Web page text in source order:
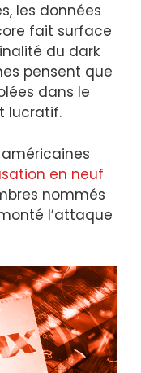
les données
fait surface
du dark
pensent que
dans le
lucratif.
américaines
en neuf
nommés
l’attaque